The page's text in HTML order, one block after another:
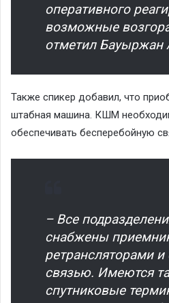
оперативного
возможные
отметил Бауыржан
Также спикер добавил, что
штабная машина. КШМ
обеспечивать бесперебойную
– Все
снабжены
ретрансляторами и
связью. Имеются
спутниковые